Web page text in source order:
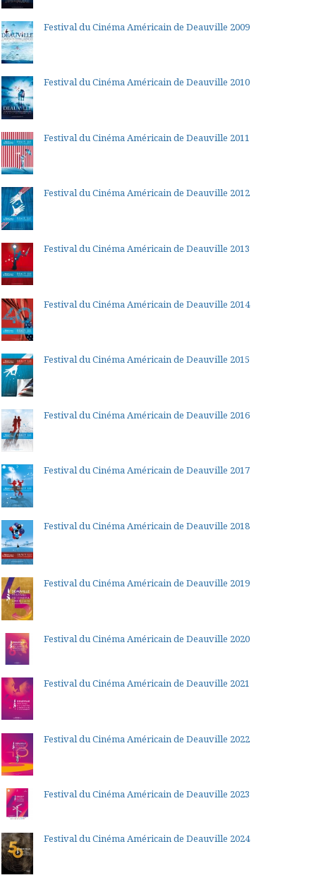
Festival du Cinéma Américain de Deauville 2009
Festival du Cinéma Américain de Deauville 2010
Festival du Cinéma Américain de Deauville 2011
Festival du Cinéma Américain de Deauville 2012
Festival du Cinéma Américain de Deauville 2013
Festival du Cinéma Américain de Deauville 2014
Festival du Cinéma Américain de Deauville 2015
Festival du Cinéma Américain de Deauville 2016
Festival du Cinéma Américain de Deauville 2017
Festival du Cinéma Américain de Deauville 2018
Festival du Cinéma Américain de Deauville 2019
Festival du Cinéma Américain de Deauville 2020
Festival du Cinéma Américain de Deauville 2021
Festival du Cinéma Américain de Deauville 2022
Festival du Cinéma Américain de Deauville 2023
Festival du Cinéma Américain de Deauville 2024